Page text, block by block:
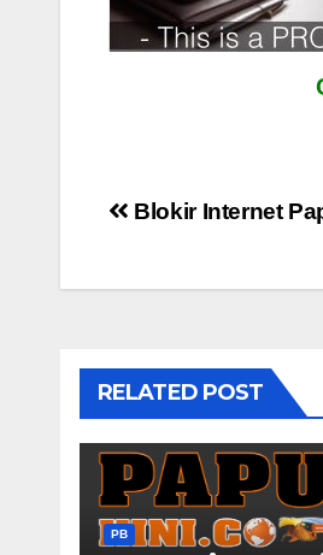
Post
Blokir Internet
RELATED POST
PB